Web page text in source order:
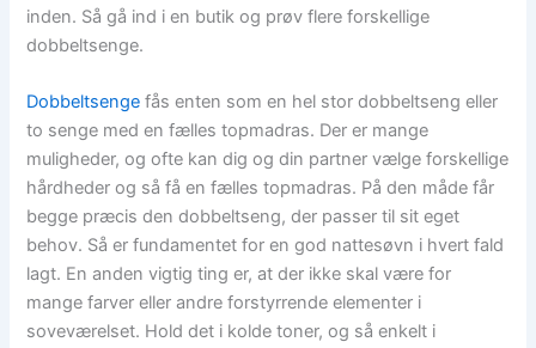
inden. Så gå ind i en butik og prøv flere forskellige
dobbeltsenge.
Dobbeltsenge fås enten som en hel stor dobbeltseng eller
to senge med en fælles topmadras. Der er mange
muligheder, og ofte kan dig og din partner vælge forskellige
hårdheder og så få en fælles topmadras. På den måde får
begge præcis den dobbeltseng, der passer til sit eget
behov. Så er fundamentet for en god nattesøvn i hvert fald
lagt. En anden vigtig ting er, at der ikke skal være for
mange farver eller andre forstyrrende elementer i
soveværelset. Hold det i kolde toner, og så enkelt i